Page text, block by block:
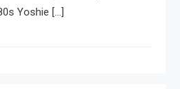
Yoshie […]